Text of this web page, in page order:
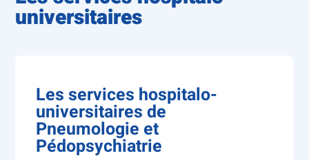
universitaires
Les services hospitalo-
universitaires de
Pneumologie et
Pédopsychiatrie